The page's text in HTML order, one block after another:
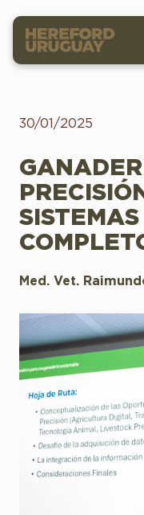
30/01/2025
Med. Vet.